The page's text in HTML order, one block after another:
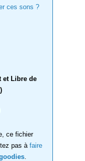
ces sons ?
et Libre de
)
ce fichier
pas à faire